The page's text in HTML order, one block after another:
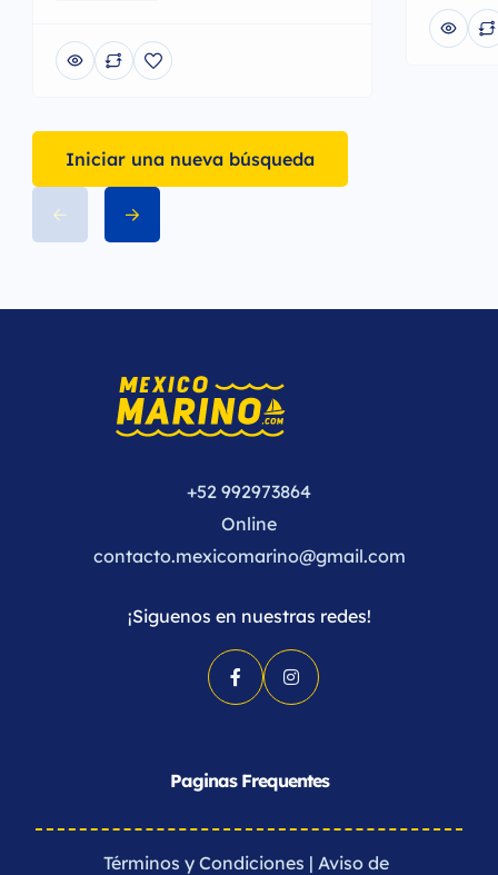
Iniciar una nueva búsqueda
+52 992973864
Online
contacto.mexicomarino@gmail.com
¡Siguenos en nuestras redes!
Paginas Frequentes
Términos y Condiciones | Aviso de